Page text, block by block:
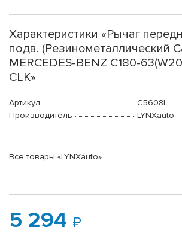
Характеристики «Рычаг
подв. (Резинометаллический
MERCEDES-BENZ C180-
CLK»
Артикул
C5608L
Производитель
LYNXauto
Все товары «LYNXauto»
5 294